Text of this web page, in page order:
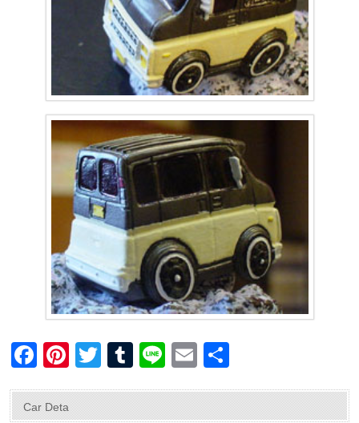
F
c
Pi
er
T
tt
T
m
Li
e
E
ail
Car Deta